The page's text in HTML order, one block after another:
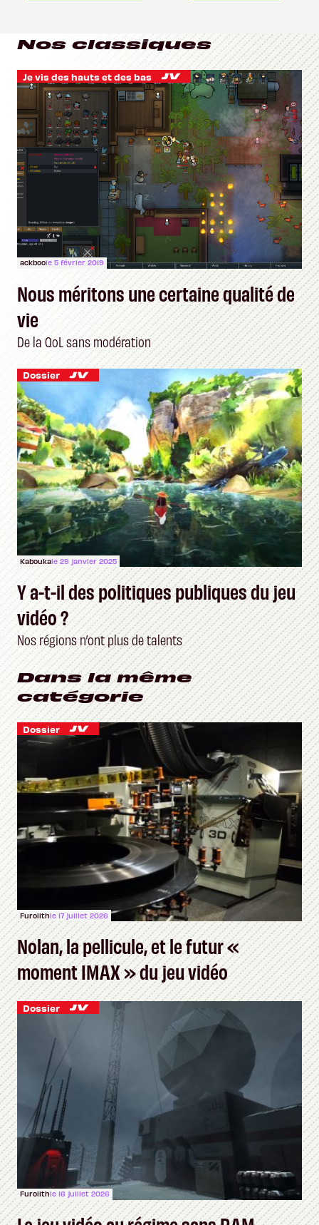
Nos classiques
Je vis des hauts et des bas
ackboole 5 février 2019
Nous méritons une certaine qualité de
vie
De la QoL sans modération
Dossier
Kaboukale 29 janvier 2025
Y a-t-il des politiques publiques du jeu
vidéo ?
Nos régions n’ont plus de talents
Dans la même
catégorie
Dossier
Furolithle 17 juillet 2026
Nolan, la pellicule, et le futur «
moment IMAX » du jeu vidéo
Dossier
Furolithle 16 juillet 2026